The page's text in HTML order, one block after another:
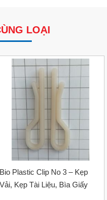
– Recycled Nylon
LOẠI
Bio Plastic Clip No 3 – Kẹp
Vải, Kẹp Tài Liệu, Bìa Giấy